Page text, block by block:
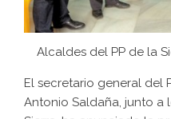
Alcaldes del PP de la
El secretario general del
Antonio Saldaña, junto a